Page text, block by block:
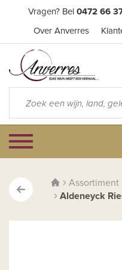
Vragen? Bel 0472 66
Over Anverres
Assortiment
Aldeneyck